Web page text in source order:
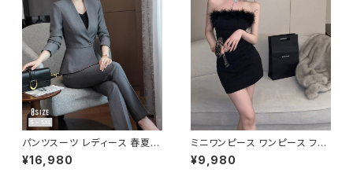
パンツスーツ レディース 春夏
秋冬 春 夏 秋 冬 黒 紺 スーツ
上下セット 2点セット ジャケット
¥16,980
ミニワンピース ワンピース フェ
ザーデザイン タイトワンピース
チューブトップ レディース 春夏
¥9,980